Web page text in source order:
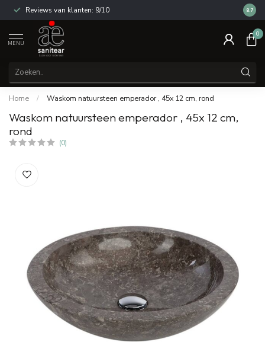
Reviews van klanten: 9/10 14
8.7
MENU
0
Home / Waskom natuursteen emperador , 45x 12 cm, rond
Waskom natuursteen emperador , 45x 12 cm,
rond
(0)